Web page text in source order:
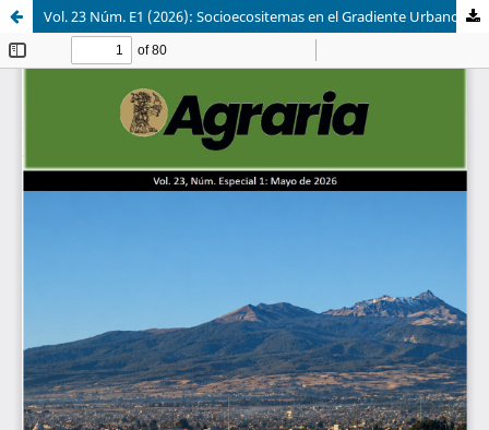
Vol. 23 Núm. E1 (2026): Socioecositemas en el Gradiente Urbano-Rural: Conectividad, resiliencia y sostenibilidad territorial